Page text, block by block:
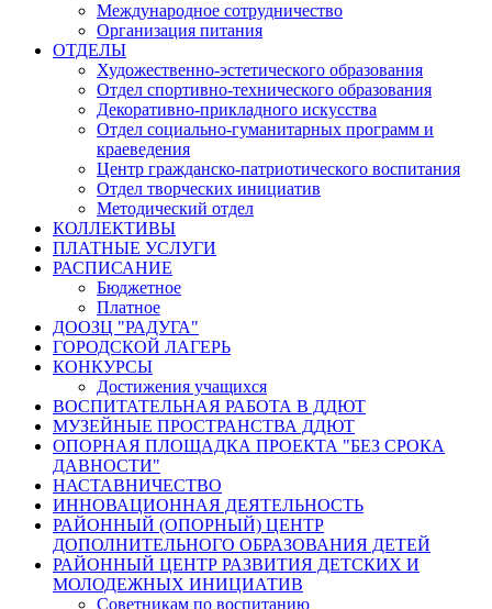
Международное сотрудничество
Организация питания
ОТДЕЛЫ
Художественно-эстетического образования
Отдел спортивно-технического образования
Декоративно-прикладного искусства
Отдел социально-гуманитарных программ и
краеведения
Центр гражданско-патриотического воспитания
Отдел творческих инициатив
Методический отдел
КОЛЛЕКТИВЫ
ПЛАТНЫЕ УСЛУГИ
РАСПИСАНИЕ
Бюджетное
Платное
ДООЗЦ "РАДУГА"
ГОРОДСКОЙ ЛАГЕРЬ
КОНКУРСЫ
Достижения учащихся
ВОСПИТАТЕЛЬНАЯ РАБОТА В ДДЮТ
МУЗЕЙНЫЕ ПРОСТРАНСТВА ДДЮТ
ОПОРНАЯ ПЛОЩАДКА ПРОЕКТА "БЕЗ СРОКА
ДАВНОСТИ"
НАСТАВНИЧЕСТВО
ИННОВАЦИОННАЯ ДЕЯТЕЛЬНОСТЬ
РАЙОННЫЙ (ОПОРНЫЙ) ЦЕНТР
ДОПОЛНИТЕЛЬНОГО ОБРАЗОВАНИЯ ДЕТЕЙ
РАЙОННЫЙ ЦЕНТР РАЗВИТИЯ ДЕТСКИХ И
МОЛОДЕЖНЫХ ИНИЦИАТИВ
Советникам по воспитанию